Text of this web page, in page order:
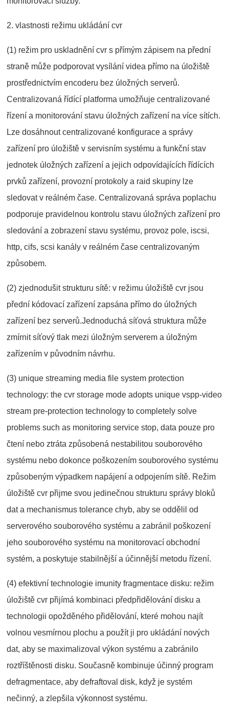
2. vlastnosti režimu ukládání cvr
(1) režim pro uskladnění cvr s přímým zápisem na přední
straně může podporovat vysílání videa přímo na úložiště
prostřednictvím encoderu bez úložných serverů.
Centralizovaná řídící platforma umožňuje centralizované
řízení a monitorování stavu úložných zařízení na více sítích.
Lze dosáhnout centralizované konfigurace a správy
zařízení pro úložiště v servisním systému a funkční stav
jednotek úložných zařízení a jejich odpovídajících řídících
prvků zařízení, provozní protokoly a raid skupiny lze
sledovat v reálném čase. Centralizovaná správa poplachu
podporuje pravidelnou kontrolu stavu úložných zařízení pro
sledování a zobrazení stavu systému, provoz pole, iscsi,
http, cifs, scsi kanály v reálném čase centralizovaným
způsobem.
(2) zjednodušit strukturu sítě: v režimu úložiště cvr jsou
přední kódovací zařízení zapsána přímo do úložných
zařízení bez serverů.Jednoduchá síťová struktura může
zmírnit síťový tlak mezi úložným serverem a úložným
zařízením v původním návrhu.
(3) unique streaming media file system protection
technology: the cvr storage mode adopts unique vspp-video
stream pre-protection technology to completely solve
problems such as monitoring service stop, data pouze pro
čtení nebo ztráta způsobená nestabilitou souborového
systému nebo dokonce poškozením souborového systému
způsobeným výpadkem napájení a odpojením sítě. Režim
úložiště cvr přijme svou jedinečnou strukturu správy bloků
dat a mechanismus tolerance chyb, aby se oddělil od
serverového souborového systému a zabránil poškození
jeho souborového systému na monitorovací obchodní
systém, a poskytuje stabilnější a účinnější metodu řízení.
(4) efektivní technologie imunity fragmentace disku: režim
úložiště cvr přijímá kombinaci předpřidělování disku a
technologii opožděného přidělování, které mohou najít
volnou vesmírnou plochu a použít ji pro ukládání nových
dat, aby se maximalizoval výkon systému a zabránilo
roztříštěnosti disku. Současně kombinuje účinný program
defragmentace, aby defraftoval disk, když je systém
nečinný, a zlepšila výkonnost systému.